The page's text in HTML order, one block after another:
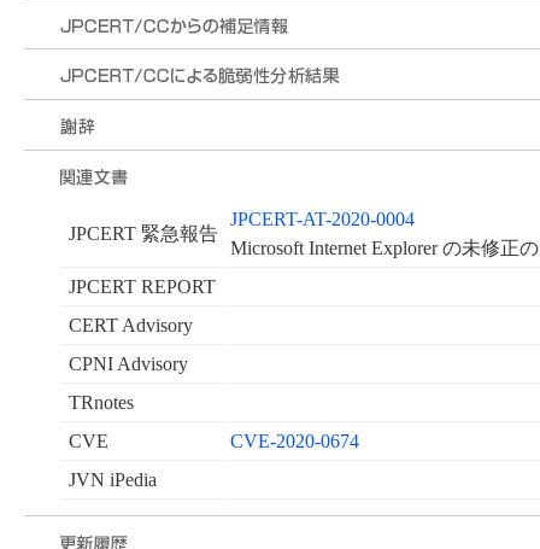
JPCERT 緊急報告
JPCERT-AT-2020-0004
Microsoft Internet Explorer の未修正
JPCERT REPORT
CERT Advisory
CPNI Advisory
TRnotes
CVE
CVE-2020-0674
JVN iPedia